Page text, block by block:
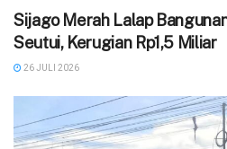
Sijago Merah Lalap
Seutui, Kerugian Rp1,5 Miliar
26 JULI 2026